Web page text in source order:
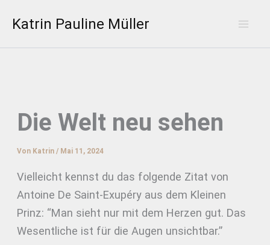
InhaltKatrin Pauline Müller
Die Welt neu sehen
Von Katrin/ Mai 11, 2024
Vielleicht kennst du das folgende Zitat von
Antoine De Saint-Exupéry aus dem Kleinen
Prinz: “Man sieht nur mit dem Herzen gut. Das
Wesentliche ist für die Augen unsichtbar.”